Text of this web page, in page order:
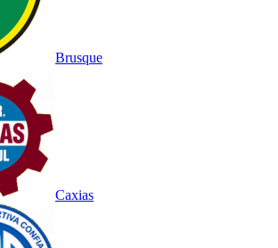
Brusque
Caxias